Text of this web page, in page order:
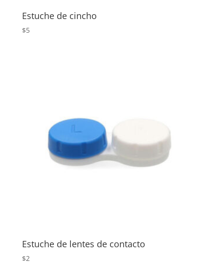
Estuche de cincho
$5
Estuche de lentes de contacto
$2